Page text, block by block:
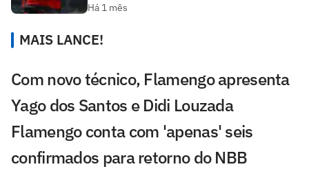
Há 1 mês
MAIS LANCE!
Com novo técnico, Flamengo apresenta
Yago dos Santos e Didi Louzada
Flamengo conta com 'apenas' seis
confirmados para retorno do NBB